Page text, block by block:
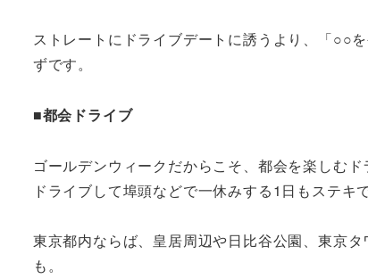
ストレートにドライブデートに誘うより、「○○
ずです。
■都会ドライブ
ゴールデンウィークだからこそ、都会を楽しむ
ドライブして埠頭などで一休みする1日もステキで
東京都内ならば、皇居周辺や日比谷公園、東京
も。